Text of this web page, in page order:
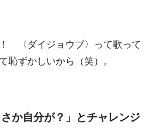
〈ダイジョウブ〉って歌って
恥ずかしいから（笑）。
か自分が？」とチャレンジ